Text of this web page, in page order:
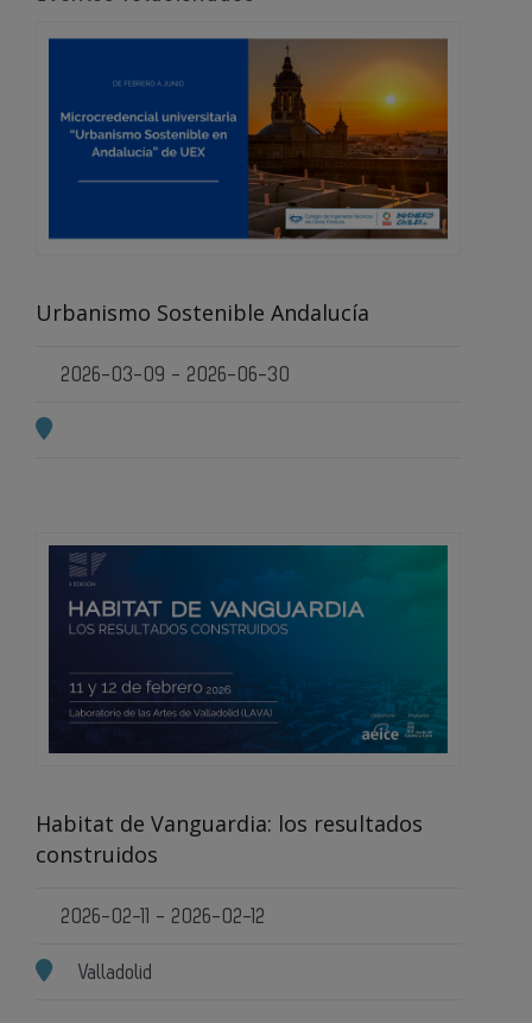
Urbanismo Sostenible Andalucía
2026-03-09 - 2026-06-30
Habitat de Vanguardia: los resultados
construidos
2026-02-11 - 2026-02-12
Valladolid